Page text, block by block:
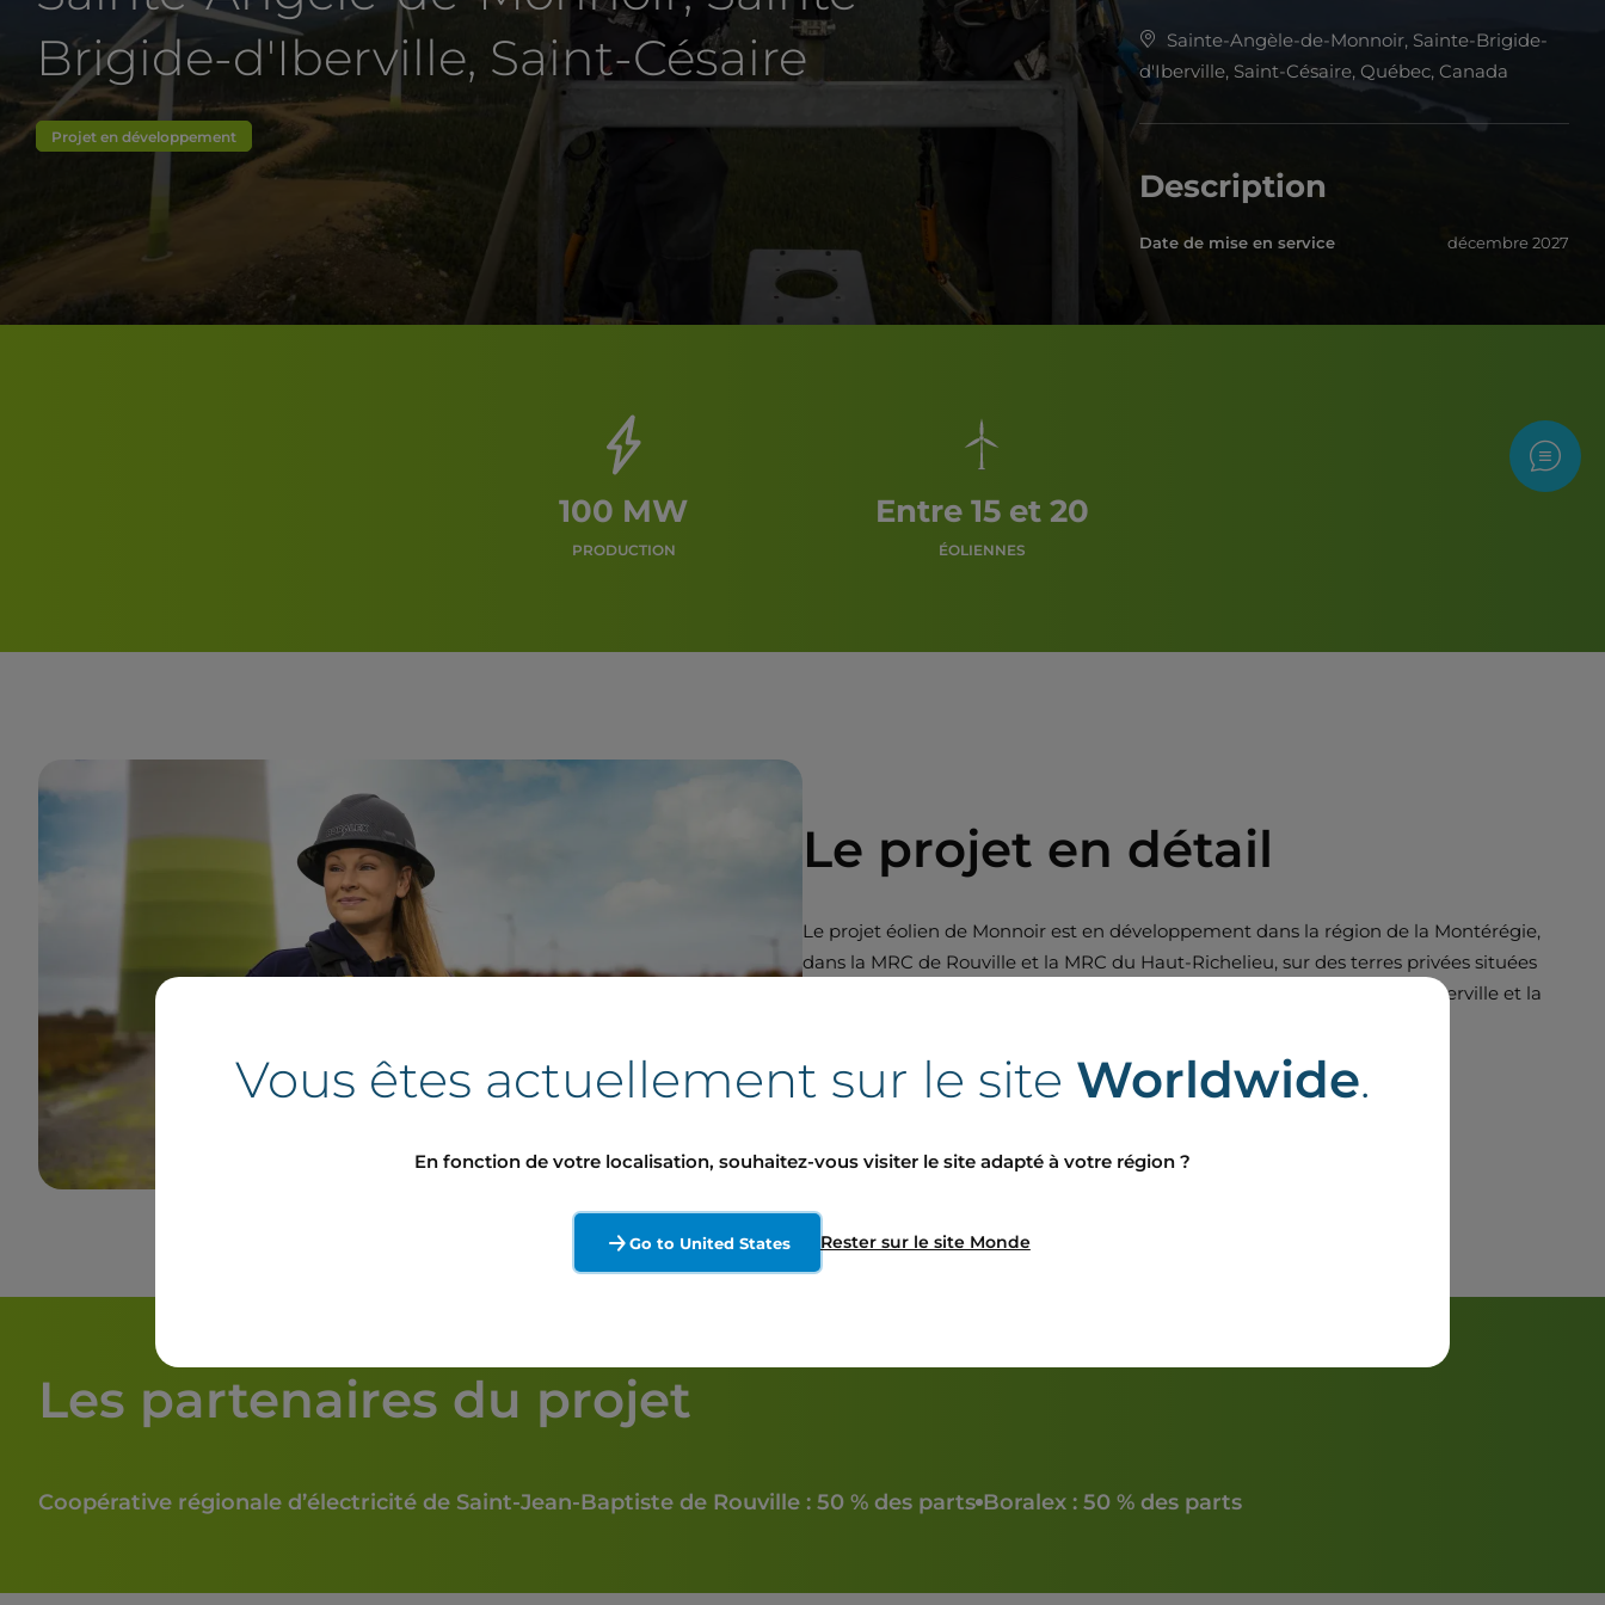
Brigide-d'Iberville, Saint-Césaire
Projet en développement
Sainte-Angèle-de-Monnoir, Sainte-Brigide-
d'Iberville, Saint-Césaire, Québec, Canada
Description
Date de mise en service décembre 2027
Nous
100 MW
PRODUCTION
Entre 15 et 20
ÉOLIENNES
Le projet en détail
Le projet éolien de Monnoir est en développement dans la région de la Montérégie,
dans la MRC de Rouville et la MRC du Haut-Richelieu, sur des terres privées situées
dans les municipalités de Sainte-Angèle-de-Monnoir, Sainte-Brigide-d’Iberville et la
Suivre le développement du projet éolien de Monnoir
Les partenaires du projet
Coopérative régionale d’électricité de Saint-Jean-Baptiste de Rouville : 50 % des parts Boralex : 50 % des parts
Vous êtes actuellement sur le site Worldwide.
En fonction de votre localisation, souhaitez-vous visiter le site adapté à votre région ?
Go to United States Rester sur le site Monde